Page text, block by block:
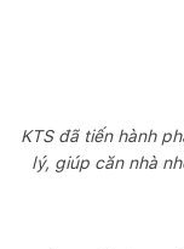
KTS đã tiến hành
lý, giúp căn nhà